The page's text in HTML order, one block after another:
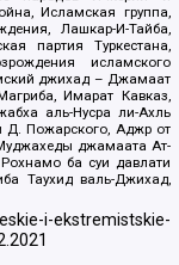
Исламская группа,
Лашкар-И-Тайба,
партия Туркестана,
исламского
джихад – Джамаат
Имарат Кавказ,
аль-Нусра ли-Ахль
Пожарского, Аджр от
джамаата Ат-
ба суи давлати
Таухид валь-Джихад,
i-ekstremistskie-